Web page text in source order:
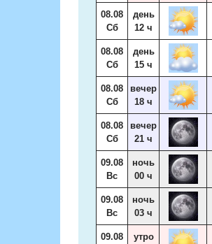
08.08
Сб
день
12 ч
08.08
Сб
день
15 ч
08.08
Сб
вечер
18 ч
08.08
Сб
вечер
21 ч
09.08
Вс
ночь
00 ч
09.08
Вс
ночь
03 ч
09.08
утро